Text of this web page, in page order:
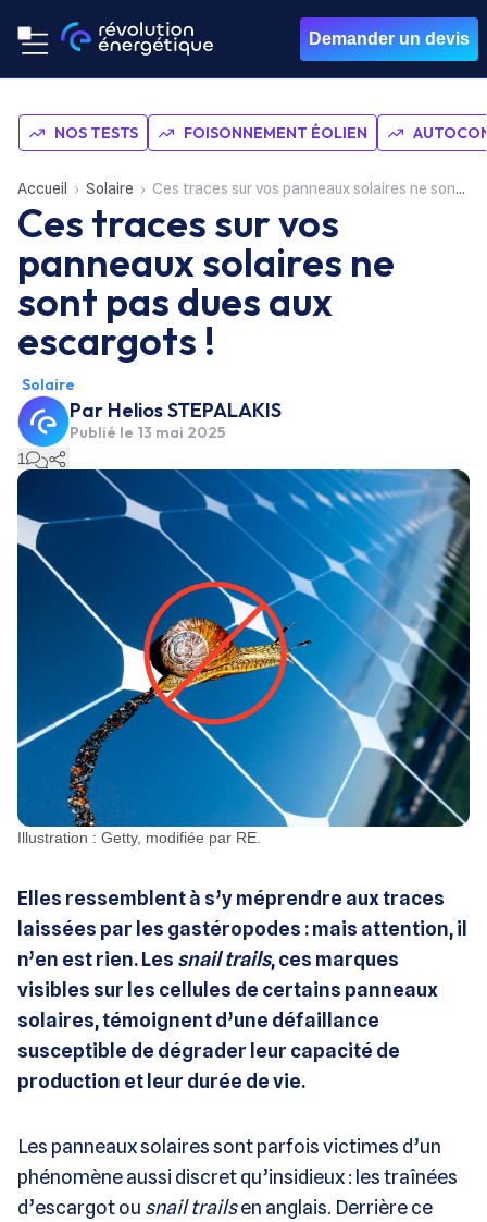
Demander un devis
NOS TESTS FOISONNEMENT ÉOLIEN
Accueil Solaire Ces traces sur vos panneaux solaires ne sont pas dues aux escargots !
Ces traces sur vos
panneaux solaires ne
sont pas dues aux
escargots !
Solaire
Par Helios STEPALAKIS
Publié le 13 mai 2025
1
Illustration : Getty, modifiée par RE.
Elles ressemblent à s’y méprendre aux traces
laissées par les gastéropodes : mais attention, il
n’en est rien. Les snail trails, ces marques
visibles sur les cellules de certains panneaux
solaires, témoignent d’une défaillance
susceptible de dégrader leur capacité de
production et leur durée de vie.
Les panneaux solaires sont parfois victimes d’un
phénomène aussi discret qu’insidieux : les traînées
d’escargot ou snail trailsen anglais. Derrière ce